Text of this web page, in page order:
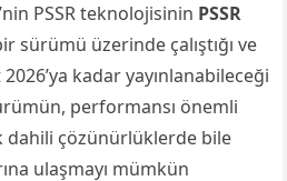
PSSR teknolojisinin PSSR
sürümü üzerinde çalıştığı ve
kadar yayınlanabileceği
performansı önemli
dahili çözünürlüklerde bile
ulaşmayı mümkün